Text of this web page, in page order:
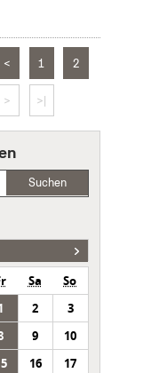
< 1 2
> >|
Suchen
Sa
So
2
3
9
10
16
17